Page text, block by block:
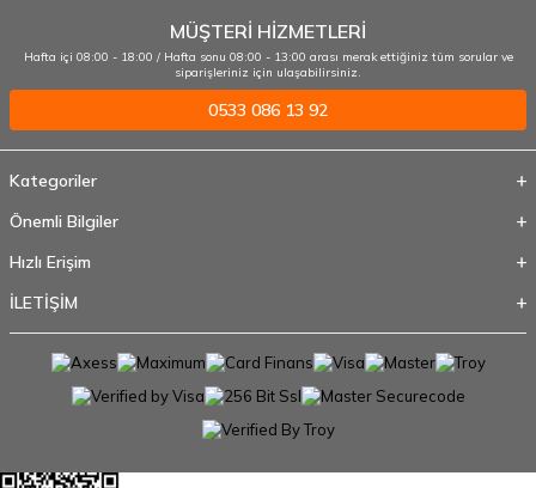
MÜŞTERİ HİZMETLERİ
Hafta içi 08:00 - 18:00 / Hafta sonu 08:00 - 13:00 arası merak ettiğiniz tüm sorular ve
siparişleriniz için ulaşabilirsiniz.
0533 086 13 92
Kategoriler
Önemli Bilgiler
Hızlı Erişim
İLETİŞİM